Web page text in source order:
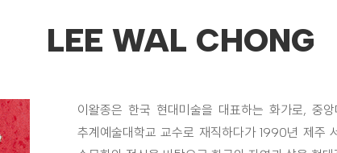
LEE WAL CHONG
이왈종은 한국 현대미술을 대표하는 화가로, 중
추계예술대학교 교수로 재직하다가 1990년 제주